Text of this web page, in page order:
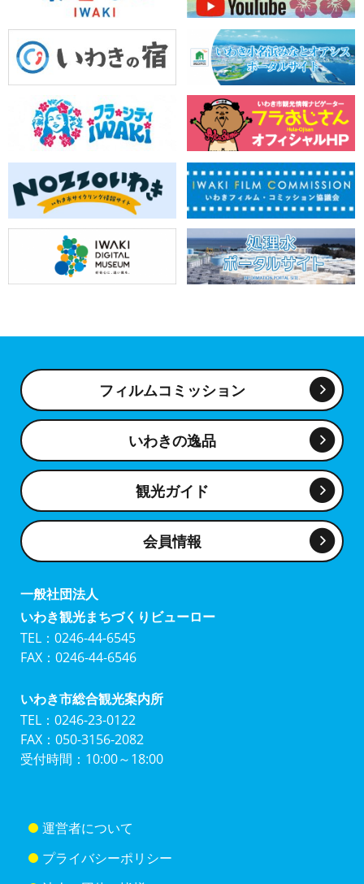
フィルムコミッション
いわきの逸品
観光ガイド
会員情報
一般社団法人
いわき観光まちづくりビューロー
TEL：0246-44-6545
FAX：0246-44-6546
いわき市総合観光案内所
TEL：0246-23-0122
FAX：050-3156-2082
受付時間：10:00～18:00
運営者について
プライバシーポリシー